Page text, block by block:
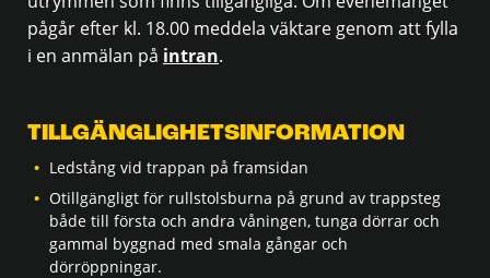
pågår efter kl. 18.00 meddela väktare genom att fylla
i en anmälan på intran.
TILLGÄNGLIGHETS­INFORMATION
Ledstång vid trappan på framsidan
Otillgängligt för rullstolsburna på grund av trappsteg
både till första och andra våningen, tunga dörrar och
gammal byggnad med smala gångar och
dörröppningar.